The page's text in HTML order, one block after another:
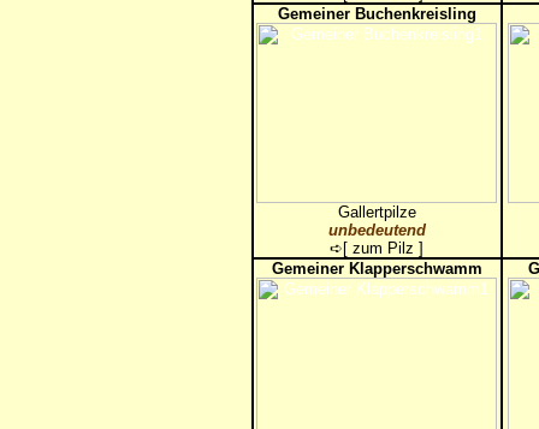
Gemeiner Buchenkreisling
Gallertpilze
unbedeutend
➪[ zum Pilz ]
Gemeiner Klapperschwamm